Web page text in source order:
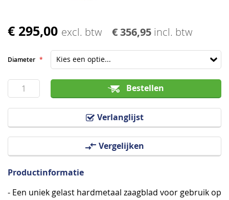
€ 295,00 excl. btw € 356,95 incl. btw
Diameter
Bestellen
Verlanglijst
Vergelijken
Ga
van
Productinformatie
- Een uniek gelast hardmetaal zaagblad voor gebruik op